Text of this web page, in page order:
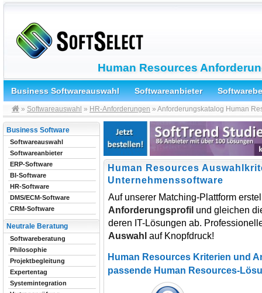
Human Resources
Business Softwareauswahl Softwareanbieter
» Softwareauswahl » HR-Anforderungen » Anforderungskatalog Human
Human Resources
Unternehmenssoftware
Auf unserer Matching-Plattform
Anforderungsprofil und gleichen
deren IT-Lösungen ab.
Auswahl auf Knopfdruck!
Human Resources Kriterien und
passende Human Resources-
Business Software
Softwareauswahl
Softwareanbieter
ERP-Software
BI-Software
HR-Software
DMS/ECM-Software
CRM-Software
Neutrale Beratung
Softwareberatung
Philosophie
Projektbegleitung
Expertentag
Systemintegration